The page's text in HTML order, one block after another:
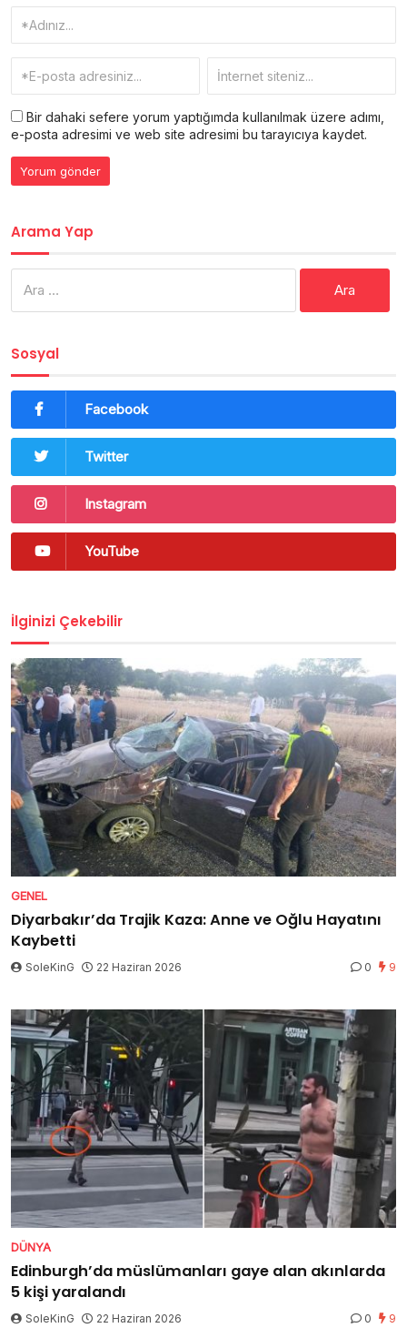
Bir dahaki sefere yorum yaptığımda kullanılmak üzere adımı,
e-posta adresimi ve web site adresimi bu tarayıcıya kaydet.
Arama Yap
Sosyal
Facebook
Twitter
Instagram
YouTube
İlginizi Çekebilir
GENEL
Diyarbakır’da Trajik Kaza: Anne ve Oğlu Hayatını
Kaybetti
SoleKinG 22 Haziran 2026 0 9
DÜNYA
Edinburgh’da müslümanları gaye alan akınlarda
5 kişi yaralandı
SoleKinG 22 Haziran 2026 0 9